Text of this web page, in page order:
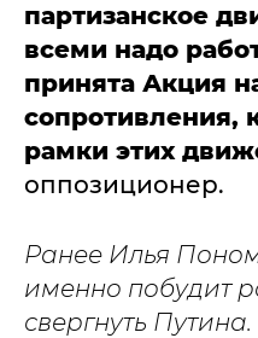
партизанское
всеми надо
принята Акция
сопротивления,
рамки этих
оппозиционер.
Ранее Илья
именно побудит
свергнуть Путина.